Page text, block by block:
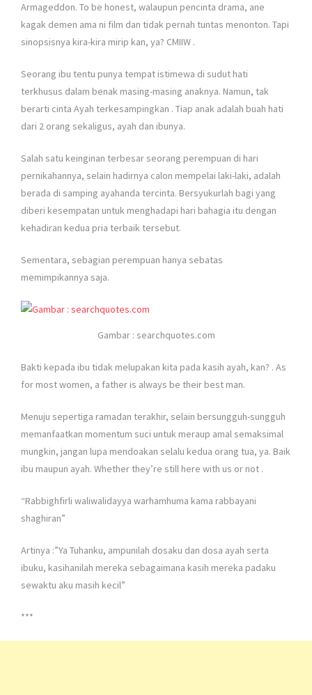
Armageddon. To be honest, walaupun pencinta drama, ane
kagak demen ama ni film dan tidak pernah tuntas menonton. Tapi
sinopsisnya kira-kira mirip kan, ya? CMIIW .
Seorang ibu tentu punya tempat istimewa di sudut hati
terkhusus dalam benak masing-masing anaknya. Namun, tak
berarti cinta Ayah terkesampingkan . Tiap anak adalah buah hati
dari 2 orang sekaligus, ayah dan ibunya.
Salah satu keinginan terbesar seorang perempuan di hari
pernikahannya, selain hadirnya calon mempelai laki-laki, adalah
berada di samping ayahanda tercinta. Bersyukurlah bagi yang
diberi kesempatan untuk menghadapi hari bahagia itu dengan
kehadiran kedua pria terbaik tersebut.
Sementara, sebagian perempuan hanya sebatas
memimpikannya saja.
Gambar : searchquotes.com
Bakti kepada ibu tidak melupakan kita pada kasih ayah, kan? . As
for most women, a father is always be their best man.
Menuju sepertiga ramadan terakhir, selain bersungguh-sungguh
memanfaatkan momentum suci untuk meraup amal semaksimal
mungkin, jangan lupa mendoakan selalu kedua orang tua, ya. Baik
ibu maupun ayah. Whether they’re still here with us or not .
“Rabbighfirli waliwalidayya warhamhuma kama rabbayani
shaghiran”
Artinya :”Ya Tuhanku, ampunilah dosaku dan dosa ayah serta
ibuku, kasihanilah mereka sebagaimana kasih mereka padaku
sewaktu aku masih kecil”
***